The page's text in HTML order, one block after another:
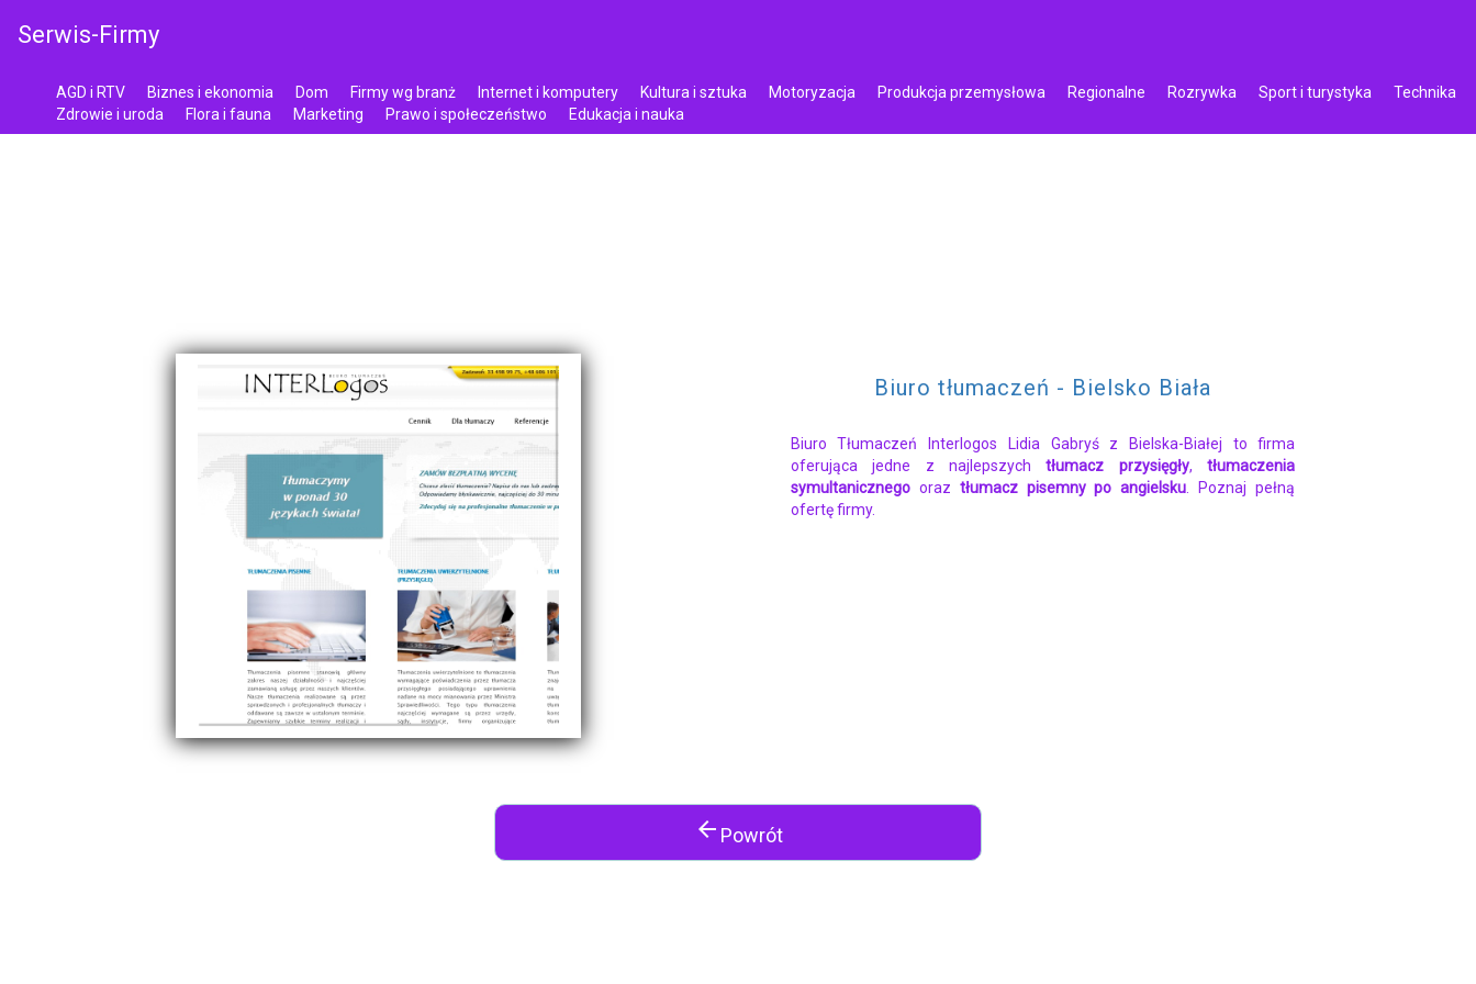
Serwis-Firmy
AGD i RTV Biznes i ekonomia Dom Firmy wg branż Internet i komputery Kultura i sztuka Motoryzacja Produkcja przemysłowa Regionalne Rozrywka Sport i turystyka
Technika
Zdrowie i uroda
Flora i fauna Marketing Prawo i społeczeństwo Edukacja i nauka
Biuro tłumaczeń - Bielsko Biała
Biuro Tłumaczeń Interlogos Lidia Gabryś z Bielska-Białej to firma
oferująca jedne z najlepszychtłumacz przysięgły,tłumaczenia
symultanicznegooraz tłumacz pisemny po angielsku . Poznaj pełną
ofertę firmy.
arrow_back Powrót